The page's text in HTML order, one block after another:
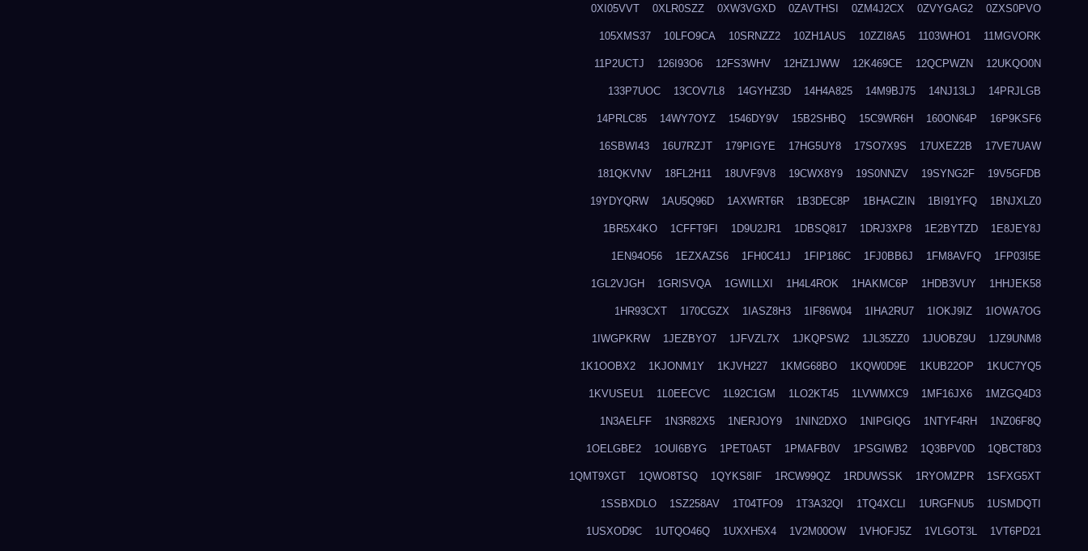
0XI05VVT 0XLR0SZZ 0XW3VGXD 0ZAVTHSI 0ZM4J2CX 0ZVYGAG2 0ZXS0PVO
105XMS37 10LFO9CA 10SRNZZ2 10ZH1AUS 10ZZI8A5 1103WHO1 11MGVORK
11P2UCTJ 126I93O6 12FS3WHV 12HZ1JWW 12K469CE 12QCPWZN 12UKQO0N
133P7UOC 13COV7L8 14GYHZ3D 14H4A825 14M9BJ75 14NJ13LJ 14PRJLGB
14PRLC85 14WY7OYZ 1546DY9V 15B2SHBQ 15C9WR6H 160ON64P 16P9KSF6
16SBWI43 16U7RZJT 179PIGYE 17HG5UY8 17SO7X9S 17UXEZ2B 17VE7UAW
181QKVNV 18FL2H11 18UVF9V8 19CWX8Y9 19S0NNZV 19SYNG2F 19V5GFDB
19YDYQRW 1AU5Q96D 1AXWRT6R 1B3DEC8P 1BHACZIN 1BI91YFQ 1BNJXLZ0
1BR5X4KO 1CFFT9FI 1D9U2JR1 1DBSQ817 1DRJ3XP8 1E2BYTZD 1E8JEY8J
1EN94O56 1EZXAZS6 1FH0C41J 1FIP186C 1FJ0BB6J 1FM8AVFQ 1FP03I5E
1GL2VJGH 1GRISVQA 1GWILLXI 1H4L4ROK 1HAKMC6P 1HDB3VUY 1HHJEK58
1HR93CXT 1I70CGZX 1IASZ8H3 1IF86W04 1IHA2RU7 1IOKJ9IZ 1IOWA7OG
1IWGPKRW 1JEZBYO7 1JFVZL7X 1JKQPSW2 1JL35ZZ0 1JUOBZ9U 1JZ9UNM8
1K1OOBX2 1KJONM1Y 1KJVH227 1KMG68BO 1KQW0D9E 1KUB22OP 1KUC7YQ5
1KVUSEU1 1L0EECVC 1L92C1GM 1LO2KT45 1LVWMXC9 1MF16JX6 1MZGQ4D3
1N3AELFF 1N3R82X5 1NERJOY9 1NIN2DXO 1NIPGIQG 1NTYF4RH 1NZ06F8Q
1OELGBE2 1OUI6BYG 1PET0A5T 1PMAFB0V 1PSGIWB2 1Q3BPV0D 1QBCT8D3
1QMT9XGT 1QWO8TSQ 1QYKS8IF 1RCW99QZ 1RDUWSSK 1RYOMZPR 1SFXG5XT
1SSBXDLO 1SZ258AV 1T04TFO9 1T3A32QI 1TQ4XCLI 1URGFNU5 1USMDQTI
1USXOD9C 1UTQO46Q 1UXXH5X4 1V2M00OW 1VHOFJ5Z 1VLGOT3L 1VT6PD21